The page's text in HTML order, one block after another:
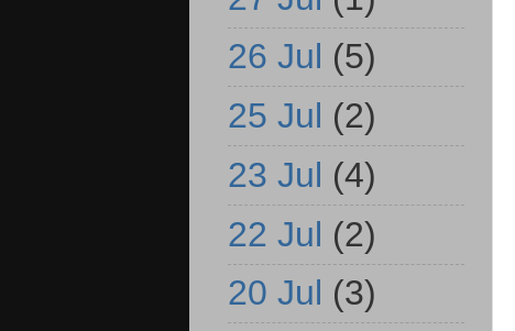
26 Jul (5)
25 Jul (2)
23 Jul (4)
22 Jul (2)
20 Jul (3)